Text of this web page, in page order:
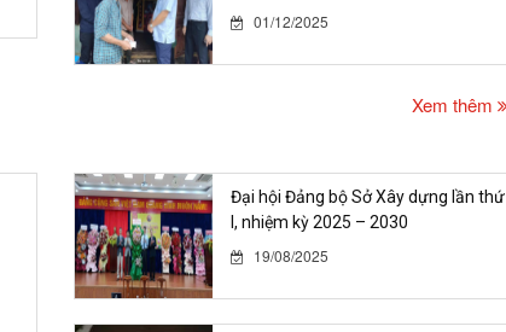
01/12/2025
Xem thêm
Đại hội Đảng bộ Sở Xây dựng lần thứ
I, nhiệm kỳ 2025 – 2030
19/08/2025